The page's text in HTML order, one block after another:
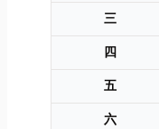
三
四
五
六